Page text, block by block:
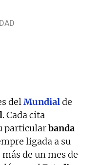
delMundialde
. Cada cita
particularbanda
ligada a su
de un mes de